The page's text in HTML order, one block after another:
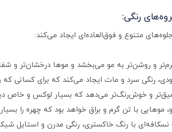
رنگی:
متنوع و فوق‌العاده‌ای ایجاد می‌کند:
گرم‌تر و روشن‌تر به مو می‌بخشد و موها درخشان‌تر و
رنگی سرد و مات ایجاد می‌کند که برای کسانی
عمیق‌تر و خوش‌رنگ‌تر می‌دهد که بسیار لوکس و خاص
موهایی با تن گرم و براق خواهد بود که چهره‌ را
با رنگ خاکستری، رنگی مدرن و استایل شیک